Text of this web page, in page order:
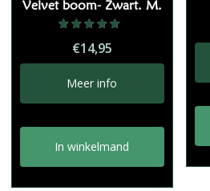
Velvet boom- Zwart. M.
5.00
uit 5
€14,95
Meer info
In winkelmand